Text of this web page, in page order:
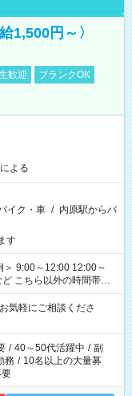
1,500円～〉
歓迎
ブランクOK
よる
イク・車 / 内原駅からバ
す
も
気軽にご相談くださ
/ 40～50代活躍中 / 副
務 / 10名以上の大量募